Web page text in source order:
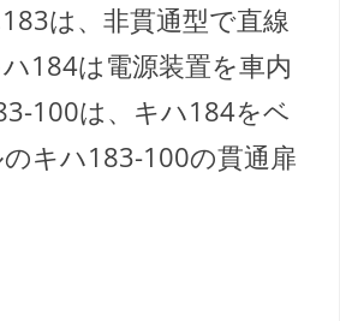
は、非貫通型で直線
184は電源装置を車内
100は、キハ184をベ
キハ183-100の貫通扉